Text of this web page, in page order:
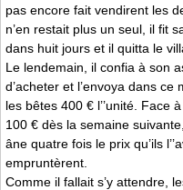
pas encore fait vendirent les
n’en restait plus un seul, il fit
dans huit jours et il quitta le
Le lendemain, il confia à son
d’acheter et l’envoya dans
les bêtes 400 € l’’unité. Face
100 € dès la semaine
âne quatre fois le prix qu’ils
empruntèrent.
Comme il fallait s’y attendre,